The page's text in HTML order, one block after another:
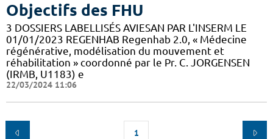
Objectifs des FHU
3 DOSSIERS LABELLISÉS AVIESAN PAR L'INSERM LE
01/01/2023 REGENHAB Regenhab 2.0, « Médecine
régénérative, modélisation du mouvement et
réhabilitation » coordonné par le Pr. C. JORGENSEN
(IRMB, U1183) e
22/03/2024 11:06
1